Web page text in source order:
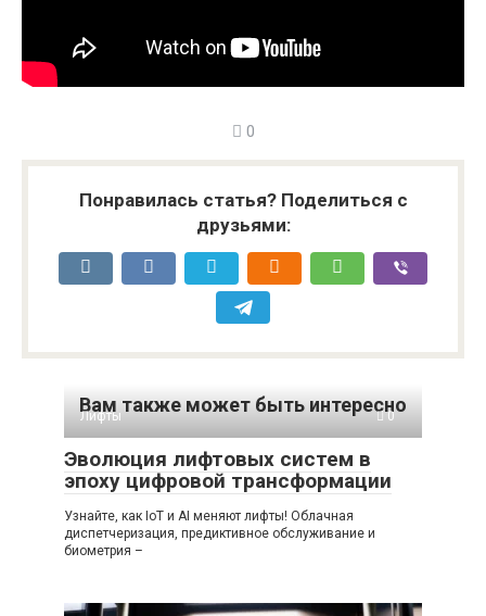
0
Понравилась статья? Поделиться с
друзьями:
Вам также может быть интересно
Лифты 0
Эволюция лифтовых систем в
эпоху цифровой трансформации
Узнайте, как IoT и AI меняют лифты! Облачная
диспетчеризация, предиктивное обслуживание и
биометрия –